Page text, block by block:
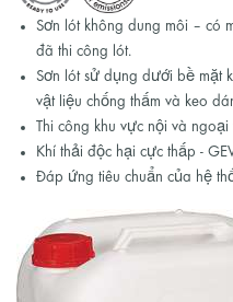
Sơn lót không dung môi – có
đã thi công lót.
Sơn lót sử dụng dưới bề mặt
vật liệu chống thấm và keo
Thi công khu vực nội và ngoại
Khí thải độc hại cực thấp -
Đáp ứng tiêu chuẩn của hệ